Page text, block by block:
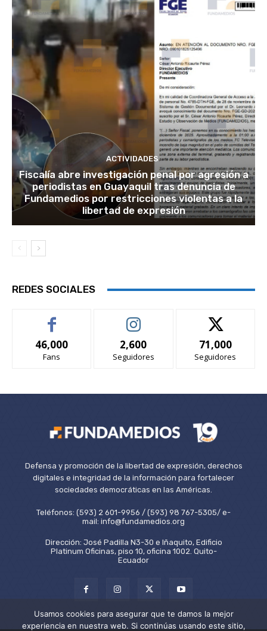
ACTIVIDADES
Fiscalía abre investigación penal por agresión a
periodistas en Guayaquil tras denuncia de
Fundamedios por restricciones violentas a la
libertad de expresión
REDES SOCIALES
46,000
Fans
2,600
Seguidores
71,000
Seguidores
Defensa y promoción de la libertad de expresión, derechos
digitales e integridad de la información para fortalecer
sociedades democráticas en las Américas.
Teléfonos: (593) 2 601-9956 / (593) 98 767-5305/ e-
mail: info@fundamedios.org
Dirección: José Padilla N3-30 e Iñaquito, Edificio
Platinum Oficinas, piso 10, oficina 1002. Quito-
Ecuador
Usamos cookies para asegurar que te damos la mejor
experiencia en nuestra web. Si continúas usando este sitio,